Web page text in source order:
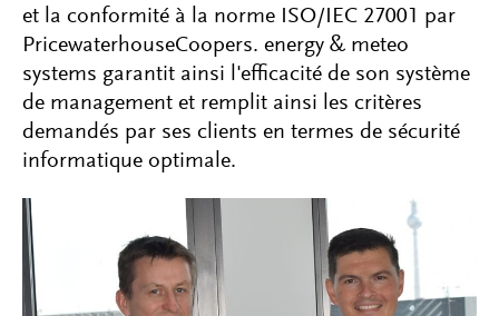
et la conformité à la norme ISO/IEC 27001 par
PricewaterhouseCoopers. energy & meteo
systems garantit ainsi l'efficacité de son système
de management et remplit ainsi les critères
demandés par ses clients en termes de sécurité
informatique optimale.